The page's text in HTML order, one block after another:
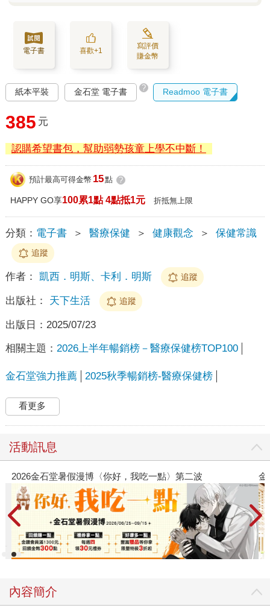
電子書 喜歡+1
寫評價
賺金幣
紙本平裝 金石堂 電子書 ? Readmoo 電子書
385 元
認購希望書包，幫助弱勢孩童上學不中斷！
預計最高可得金幣 15點 ?
HAPPY GO享100累1點 4點抵1元 折抵無上限
分類： 電子書 ＞ 醫療保健 ＞ 健康觀念 ＞ 保健常識
追蹤
作者： 凱西．明斯、卡利．明斯 追蹤
出版社： 天下生活 追蹤
出版日： 2025/07/23
相關主題： 2026上半年暢銷榜－醫療保健榜TOP100
金石堂強力推薦 2025秋季暢銷榜-醫療保健榜
看更多
活動訊息
金石堂2026海外優惠：電子書
內容簡介